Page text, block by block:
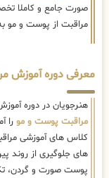
صورت جامع و کاملا
مراقبت از پوست و مو
معرفی دوره آموزش
هنرجویان در دوره
مراقبت پوست و مو را
کلاس های آموزشی
های جلوگیری از روند
پوست صورت و گردن،